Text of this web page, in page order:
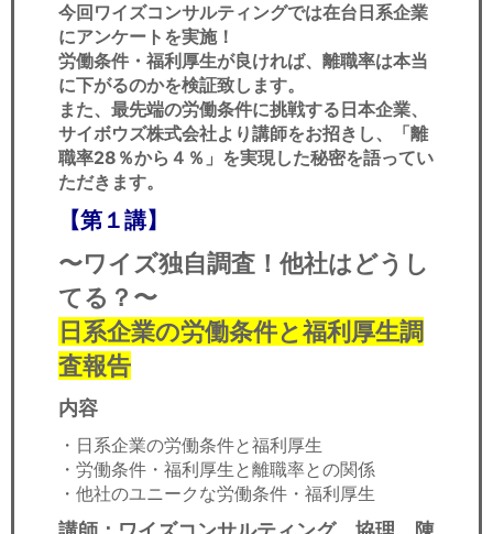
今回ワイズコンサルティングでは在台日系企業
にアンケートを実施！
労働条件・福利厚生が良ければ、離職率は本当
に下がるのかを検証致します。
また、最先端の労働条件に挑戦する日本企業、
サイボウズ株式会社より講師をお招きし、「離
職率28％から４％」を実現した秘密を語ってい
ただきます。
【第１講】
〜ワイズ独自調査！他社はどうし
てる？〜
日系企業の労働条件と福利厚生調
査報告
内容
・日系企業の労働条件と福利厚生
・労働条件・福利厚生と離職率との関係
・他社のユニークな労働条件・福利厚生